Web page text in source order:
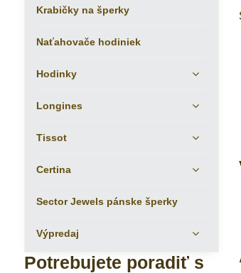
Krabičky na šperky
Naťahovače hodiniek
Hodinky
Longines
Tissot
Certina
Sector Jewels pánske šperky
Výpredaj
Potrebujete poradiť s